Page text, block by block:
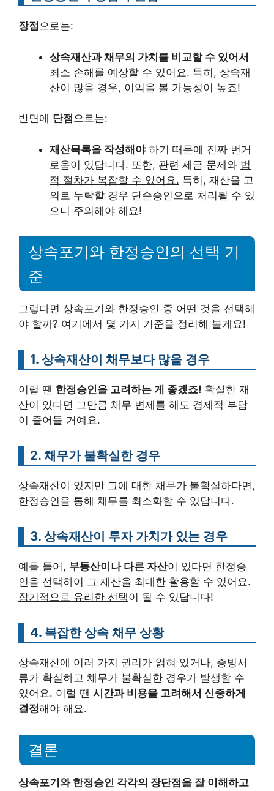
장점 으로는:
상속재산과 채무의 가치를 비교할 수 있어서
최소 손해를 예상할 수 있어요. 특히, 상속재
산이 많을 경우, 이익을 볼 가능성이 높죠!
반면에 단점 으로는:
재산목록을 작성해야하기 때문에 진짜 번거
로움이 있답니다. 또한, 관련 세금 문제와 법
적 절차가 복잡할 수 있어요. 특히, 재산을 고
의로 누락할 경우 단순승인으로 처리될 수 있
으니 주의해야 해요!
상속포기와 한정승인의 선택 기
준
그렇다면 상속포기와 한정승인 중 어떤 것을 선택해
야 할까? 여기에서 몇 가지 기준을 정리해 볼게요!
1. 상속재산이 채무보다 많을 경우
이럴 땐 한정승인을 고려하는 게 좋겠죠! 확실한 재
산이 있다면 그만큼 채무 변제를 해도 경제적 부담
이 줄어들 거예요.
2. 채무가 불확실한 경우
상속재산이 있지만 그에 대한 채무가 불확실하다면,
한정승인을 통해 채무를 최소화할 수 있답니다.
3. 상속재산이 투자 가치가 있는 경우
예를 들어, 부동산이나 다른 자산이 있다면 한정승
인을 선택하여 그 재산을 최대한 활용할 수 있어요.
장기적으로 유리한 선택이 될 수 있답니다!
4. 복잡한 상속 채무 상황
상속재산에 여러 가지 권리가 얽혀 있거나, 증빙서
류가 확실하고 채무가 불확실한 경우가 발생할 수
있어요. 이럴 땐 시간과 비용을 고려해서 신중하게
결정해야 해요.
결론
상속포기와 한정승인 각각의 장단점을 잘 이해하고